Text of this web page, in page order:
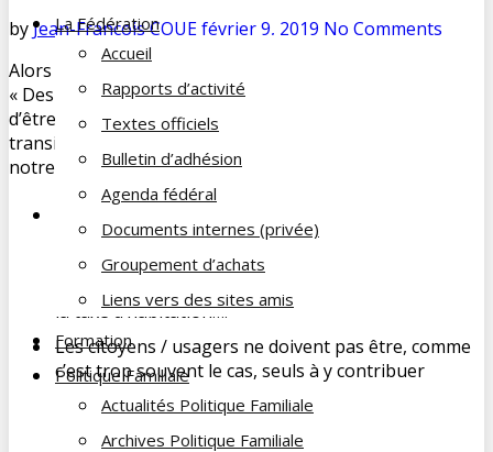
La Fédération
Accueil
Rapports d’activité
Textes officiels
Bulletin d’adhésion
Agenda fédéral
Documents internes (privée)
Groupement d’achats
Liens vers des sites amis
Formation
Politique Familiale
Actualités Politique Familiale
Archives Politique Familiale
byJean-François COUEfévrier 9, 2019 No Comments
Alors que certains « courent » après le mouvement dit
« Des gilets jaunes », Il n’est pas question pour le Secteur
d’être démagogique : oui, la taxation au profit de la
transition écologique est nécessaire pour la survie de
notre planète mais sous certaines conditions :
écologique,doivent y être entièrement
sincèrementconsacréeset non, comme avoué par
la taxe d’habitation….
Les citoyens / usagers ne doivent pas être, comme
c’est trop souvent le cas, seuls à y contribuer
(comme pour la récente interdiction des pesticides
chimiques pour les particuliers.